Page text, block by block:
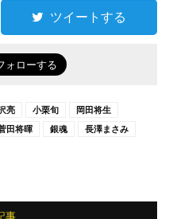
ツイートする
亮 小栗旬
岡田将生
田将暉 銀魂 長澤まさみ
事